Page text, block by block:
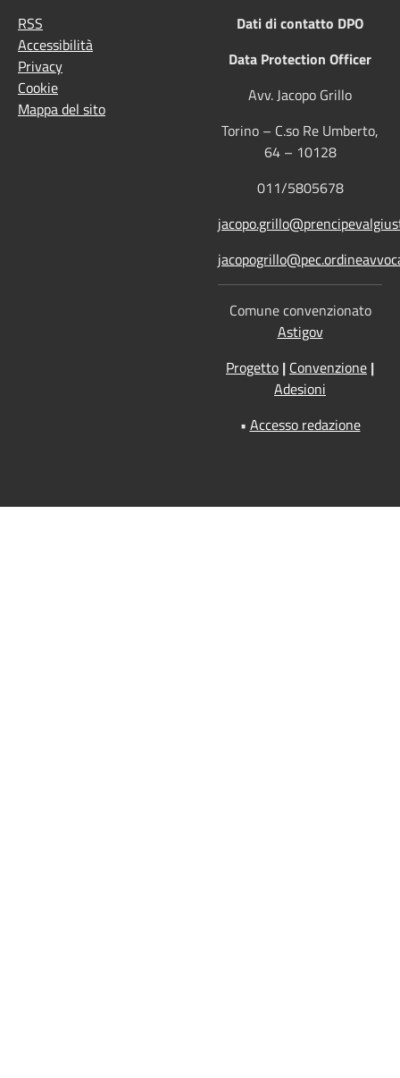
RSS
Accessibilità
Privacy
Cookie
Mappa del sito
Dati di contatto DPO
Data Protection Officer
Avv. Jacopo Grillo
Torino – C.so Re Umberto,
64 – 10128
011/5805678
Comune convenzionato
Astigov
Progetto | Convenzione |
Adesioni
• Accesso redazione